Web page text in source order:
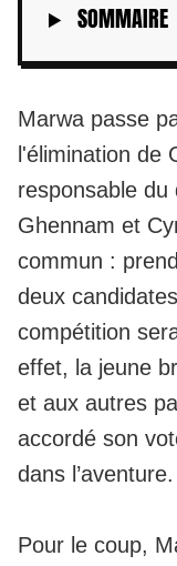
SOMMAIRE
Marwa passe
l'élimination de
responsable
Ghennam et
commun :
deux
compétition
effet, la jeune
et aux autres
accordé son
dans l’aventure.
Pour le coup,